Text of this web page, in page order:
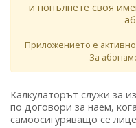
и попълнете своя
Приложението е
За
Калкулаторът служи за
по договори за наем,
самоосигуряващо се